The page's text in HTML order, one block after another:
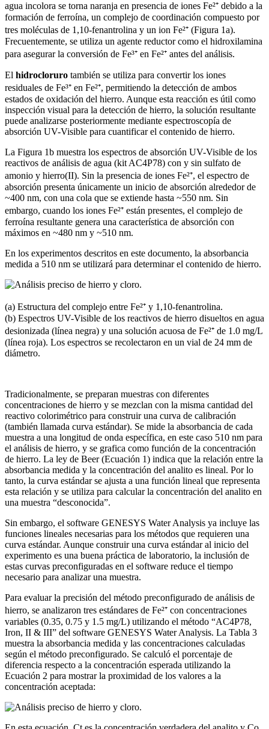
agua incolora se torna naranja en presencia de iones Fe²⁺ debido a la
formación de ferroína, un complejo de coordinación compuesto por
tres moléculas de 1,10-fenantrolina y un ion Fe²⁺ (Figura 1a).
Frecuentemente, se utiliza un agente reductor como el hidroxilamina
para asegurar la conversión de Fe³⁺ en Fe²⁺ antes del análisis.
El hidrocloruro también se utiliza para convertir los iones
residuales de Fe³⁺ en Fe²⁺, permitiendo la detección de ambos
estados de oxidación del hierro. Aunque esta reacción es útil como
inspección visual para la detección de hierro, la solución resultante
puede analizarse posteriormente mediante espectroscopía de
absorción UV-Visible para cuantificar el contenido de hierro.
La Figura 1b muestra los espectros de absorción UV-Visible de los
reactivos de análisis de agua (kit AC4P78) con y sin sulfato de
amonio y hierro(II). Sin la presencia de iones Fe²⁺, el espectro de
absorción presenta únicamente un inicio de absorción alrededor de
~400 nm, con una cola que se extiende hasta ~550 nm. Sin
embargo, cuando los iones Fe²⁺ están presentes, el complejo de
ferroína resultante genera una característica de absorción con
máximos en ~480 nm y ~510 nm.
En los experimentos descritos en este documento, la absorbancia
medida a 510 nm se utilizará para determinar el contenido de hierro.
(a) Estructura del complejo entre Fe²⁺ y 1,10-fenantrolina.
(b) Espectros UV-Visible de los reactivos de hierro disueltos en agua
desionizada (línea negra) y una solución acuosa de Fe²⁺ de 1.0 mg/L
(línea roja). Los espectros se recolectaron en un vial de 24 mm de
diámetro.
Tradicionalmente, se preparan muestras con diferentes
concentraciones de hierro y se mezclan con la misma cantidad del
reactivo colorimétrico para construir una curva de calibración
(también llamada curva estándar). Se mide la absorbancia de cada
muestra a una longitud de onda específica, en este caso 510 nm para
el análisis de hierro, y se grafica como función de la concentración
de hierro. La ley de Beer (Ecuación 1) indica que la relación entre la
absorbancia medida y la concentración del analito es lineal. Por lo
tanto, la curva estándar se ajusta a una función lineal que representa
esta relación y se utiliza para calcular la concentración del analito en
una muestra “desconocida”.
Sin embargo, el software GENESYS Water Analysis ya incluye las
funciones lineales necesarias para los métodos que requieren una
curva estándar. Aunque construir una curva estándar al inicio del
experimento es una buena práctica de laboratorio, la inclusión de
estas curvas preconfiguradas en el software reduce el tiempo
necesario para analizar una muestra.
Para evaluar la precisión del método preconfigurado de análisis de
hierro, se analizaron tres estándares de Fe²⁺ con concentraciones
variables (0.35, 0.75 y 1.5 mg/L) utilizando el método “AC4P78,
Iron, II & III” del software GENESYS Water Analysis. La Tabla 3
muestra la absorbancia medida y las concentraciones calculadas
según el método preconfigurado. Se calculó el porcentaje de
diferencia respecto a la concentración esperada utilizando la
Ecuación 2 para mostrar la proximidad de los valores a la
concentración aceptada: